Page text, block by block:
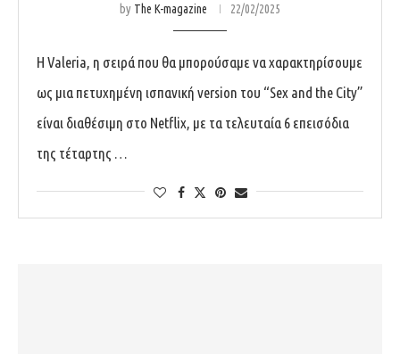
by The K-magazine 22/02/2025
Η Valeria, η σειρά που θα μπορούσαμε να χαρακτηρίσουμε
ως μια πετυχημένη ισπανική version του “Sex and the City”
είναι διαθέσιμη στο Netflix, με τα τελευταία 6 επεισόδια
της τέταρτης …